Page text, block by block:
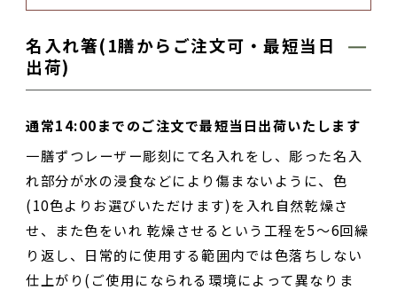
名入れ箸(1膳からご注文可・最短当日
出荷)
通常14:00までのご注文で最短当日出荷いたします
一膳ずつレーザー彫刻にて名入れをし、彫った名入
れ部分が水の浸食などにより傷まないように、色
(10色よりお選びいただけます)を入れ自然乾燥さ
せ、また色をいれ 乾燥させるという工程を5～6回繰
り返し、日常的に使用する範囲内では色落ちしない
仕上がり(ご使用になられる環境によって異なりま